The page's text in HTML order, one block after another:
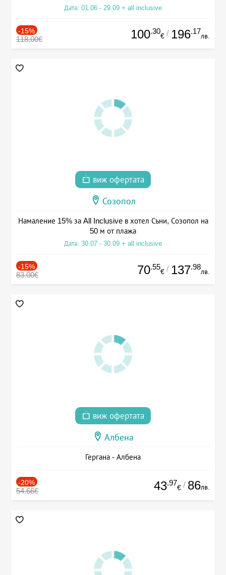
Дата: 01.06 - 29.09 + all inclusive
-15%
118.00€ 100.30
€ / 196.17
лв.
виж офертата
Созопол
Намаление 15% за All Inclusive в хотел Съни, Созопол на
50 м от плажа
Дата: 30.07 - 30.09 + all inclusive
-15%
83.00€ 70.55
€ / 137.98
лв.
виж офертата
Албена
Гергана - Албена
-20%
54.66€ 43.97
€ / 86лв.